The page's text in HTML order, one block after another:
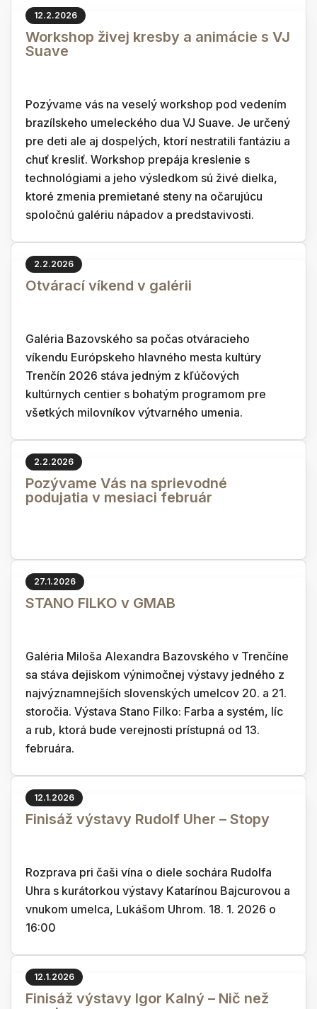
12.2.2026
Workshop živej kresby a animácie s VJ
Suave
Pozývame vás na veselý workshop pod vedením
brazílskeho umeleckého dua VJ Suave. Je určený
pre deti ale aj dospelých, ktorí nestratili fantáziu a
chuť kresliť. Workshop prepája kreslenie s
technológiami a jeho výsledkom sú živé dielka,
ktoré zmenia premietané steny na očarujúcu
spoločnú galériu nápadov a predstavivosti.
2.2.2026
Otvárací víkend v galérii
Galéria Bazovského sa počas otváracieho
víkendu Európskeho hlavného mesta kultúry
Trenčín 2026 stáva jedným z kľúčových
kultúrnych centier s bohatým programom pre
všetkých milovníkov výtvarného umenia.
2.2.2026
Pozývame Vás na sprievodné
podujatia v mesiaci február
27.1.2026
STANO FILKO v GMAB
Galéria Miloša Alexandra Bazovského v Trenčíne
sa stáva dejiskom výnimočnej výstavy jedného z
najvýznamnejších slovenských umelcov 20. a 21.
storočia. Výstava Stano Filko: Farba a systém, líc
a rub, ktorá bude verejnosti prístupná od 13.
februára.
12.1.2026
Finisáž výstavy Rudolf Uher – Stopy
Rozprava pri čaši vína o diele sochára Rudolfa
Uhra s kurátorkou výstavy Katarínou Bajcurovou a
vnukom umelca, Lukášom Uhrom. 18. 1. 2026 o
16:00
12.1.2026
Finisáž výstavy Igor Kalný – Nič než